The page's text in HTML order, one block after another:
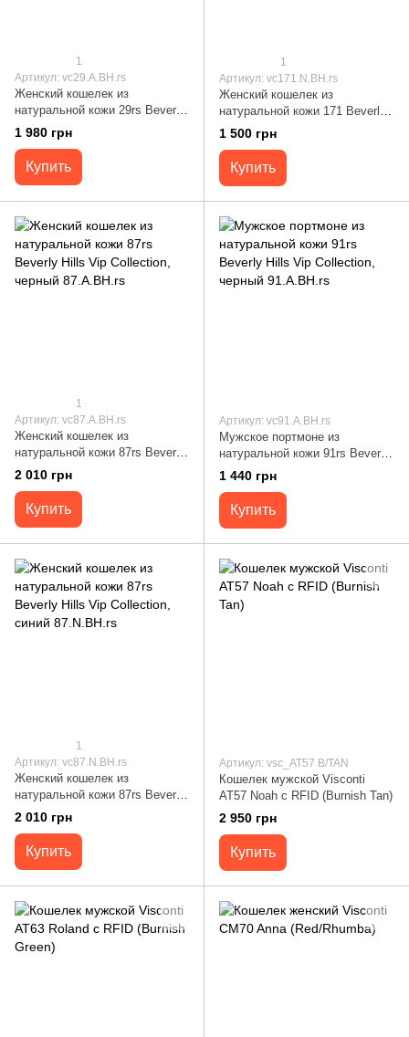
1
Артикул: vc29.A.BH.rs
Женский кошелек из
натуральной кожи 29rs Beverly
Hills Vip Collection, черный
29.A.BH.rs
1 980 грн
Купить
1
Артикул: vc171.N.BH.rs
Женский кошелек из
натуральной кожи 171 Beverly
Hills Vip Collection, синий
171.N.BH.rs
1 500 грн
Купить
1
Артикул: vc87.А.BH.rs
Женский кошелек из
натуральной кожи 87rs Beverly
Hills Vip Collection, черный
87.A.BH.rs
2 010 грн
Купить
Артикул: vc91.A.BH.rs
Мужское портмоне из
натуральной кожи 91rs Beverly
Hills Vip Collection, черный
91.A.BH.rs
1 440 грн
Купить
1
Артикул: vc87.N.BH.rs
Женский кошелек из
натуральной кожи 87rs Beverly
Hills Vip Collection, синий
87.N.BH.rs
2 010 грн
Купить
Артикул: vsc_AT57 B/TAN
Кошелек мужской Visconti
AT57 Noah c RFID (Burnish Tan)
2 950 грн
Купить